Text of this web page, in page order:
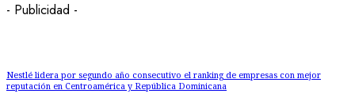
- Publicidad -
Nestlé lidera por segundo año consecutivo el ranking de empresas con mejor
reputación en Centroamérica y República Dominicana